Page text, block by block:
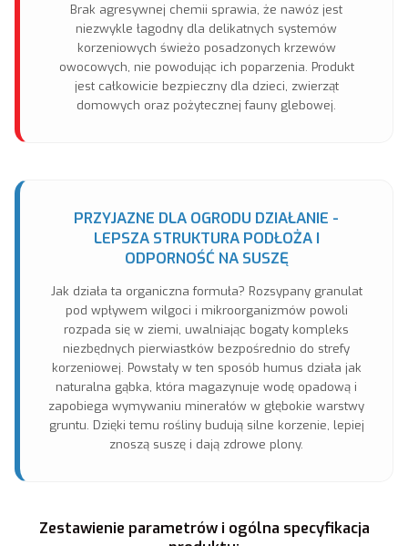
Brak agresywnej chemii sprawia, że nawóz jest
niezwykle łagodny dla delikatnych systemów
korzeniowych świeżo posadzonych krzewów
owocowych, nie powodując ich poparzenia. Produkt
jest całkowicie bezpieczny dla dzieci, zwierząt
domowych oraz pożytecznej fauny glebowej.
PRZYJAZNE DLA OGRODU DZIAŁANIE -
LEPSZA STRUKTURA PODŁOŻA I
ODPORNOŚĆ NA SUSZĘ
Jak działa ta organiczna formuła? Rozsypany granulat
pod wpływem wilgoci i mikroorganizmów powoli
rozpada się w ziemi, uwalniając bogaty kompleks
niezbędnych pierwiastków bezpośrednio do strefy
korzeniowej. Powstały w ten sposób humus działa jak
naturalna gąbka, która magazynuje wodę opadową i
zapobiega wymywaniu minerałów w głębokie warstwy
gruntu. Dzięki temu rośliny budują silne korzenie, lepiej
znoszą suszę i dają zdrowe plony.
Zestawienie parametrów i ogólna specyfikacja